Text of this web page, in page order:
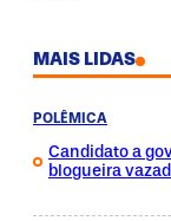
MAIS LIDAS
POLÊMICA
Candidato a
blogueira